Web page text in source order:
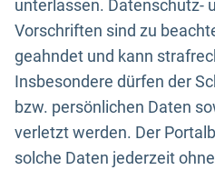
unterlassen. Datenschutz-
Vorschriften sind zu
geahndet und kann
Insbesondere dürfen der
bzw. persönlichen Daten
verletzt werden. Der
solche Daten jederzeit